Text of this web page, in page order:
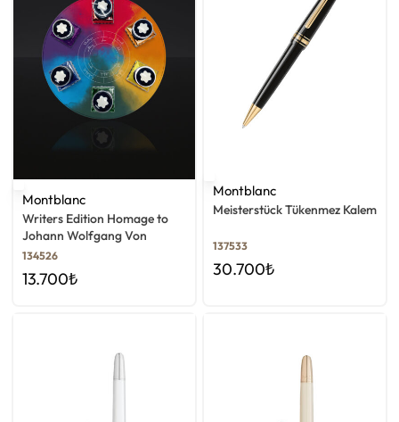
Montblanc
Writers Edition Homage to
Johann Wolfgang Von
Goethe Mürekkep Seti
134526
13.700₺
Montblanc
Meisterstück Tükenmez Kalem
137533
30.700₺